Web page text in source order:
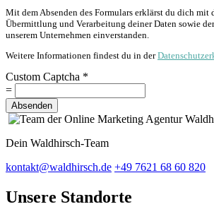
Mit dem Absenden des Formulars erklärst du dich mit
Übermittlung und Verarbeitung deiner Daten sowie
unserem Unternehmen einverstanden.
Weitere Informationen findest du in der
Custom Captcha *
=
Absenden
Dein Waldhirsch-Team
kontakt@waldhirsch.de +49 7621 68 60 820
Unsere Standorte